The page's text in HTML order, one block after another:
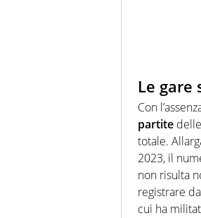
Le gare
Con
partite
totale.
2023, il
non risulta
registrare
cui ha